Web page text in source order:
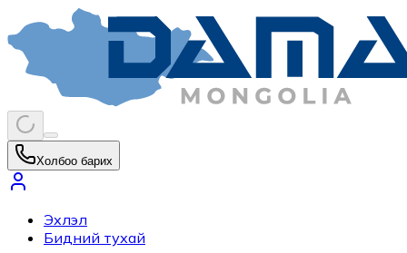
Холбоо барих
Эхлэл
Бидний тухай